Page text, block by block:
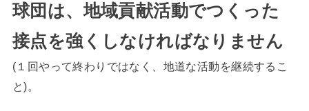
球団は、地域貢献活動でつくった
接点を強くしなければなりません
(１回やって終わりではなく、地道な活動を継続するこ
と)。